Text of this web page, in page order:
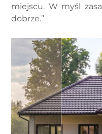
miejscu. W myśl
dobrze.”